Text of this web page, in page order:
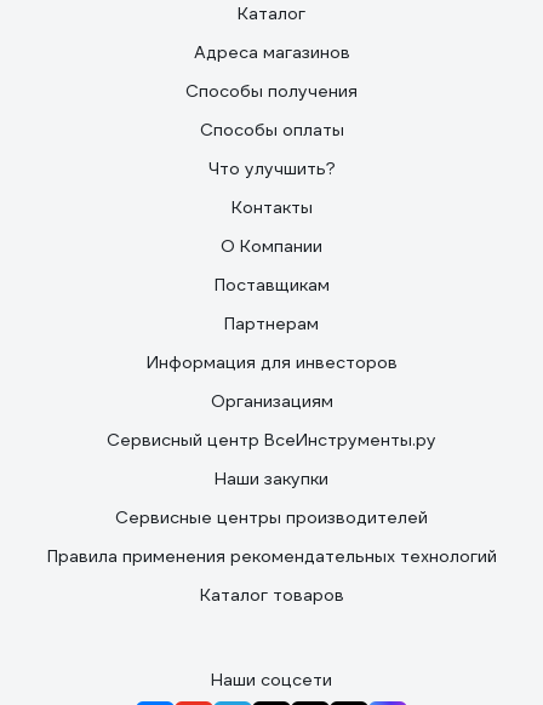
Каталог
Адреса магазинов
Способы получения
Способы оплаты
Что улучшить?
Контакты
О Компании
Поставщикам
Партнерам
Информация для инвесторов
Организациям
Сервисный центр ВсеИнструменты.ру
Наши закупки
Сервисные центры производителей
Правила применения рекомендательных технологий
Каталог товаров
Наши соцсети